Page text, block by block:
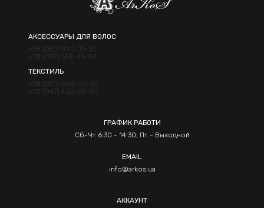
АКСЕССУАРЫ ДЛЯ ВОЛОС
+38 (050) 490-13-30
+38 (097) 538-46-94
ТЕКСТИЛЬ
+38 (050) 066-06-30
+38 (067) 462-68-83
ГРАФИК РАБОТИ
Сб-Чт 6:30 - 14:30, Пт - Выходной
EMAIL
info@arkos.ua
АККАУНТ